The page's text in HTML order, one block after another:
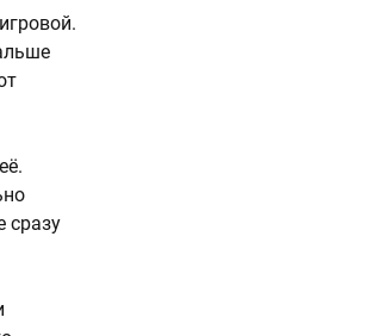
сразу